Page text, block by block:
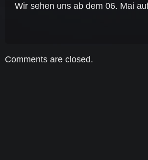
Wir sehen uns ab dem 06. Mai
Comments are closed.